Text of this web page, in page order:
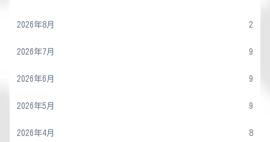
2026年8月 2
2026年7月 9
2026年6月 9
2026年5月 9
2026年4月 8